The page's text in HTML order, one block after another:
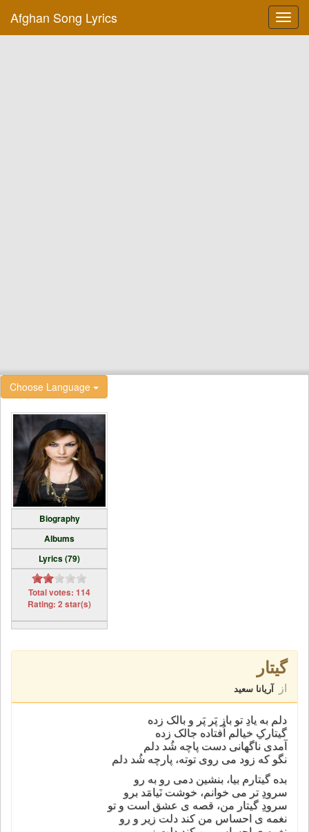
Afghan Song Lyrics
Choose Language
Biography
Albums
Lyrics (79)
Total votes: 114
Rating: 2 star(s)
گیتار
از آریانا سعید
دلم به یادِ تو باز پَر پَر و بالک زده
گیتارکِ خیالم اُفتاده جالک زده
آمدی ناگهانی دست پاچه شُد دلم
نگو که زود می روی توته، پارچه شُد دلم
بده گیتارم بیا، بنشین دمی رو به رو
سرودِ تر می خوانم، خوشت نَیامَد برو
سرودِ گیتار من، قصه ی عشق است و تو
نغمه ی احساس من کند دلت زیر و رو